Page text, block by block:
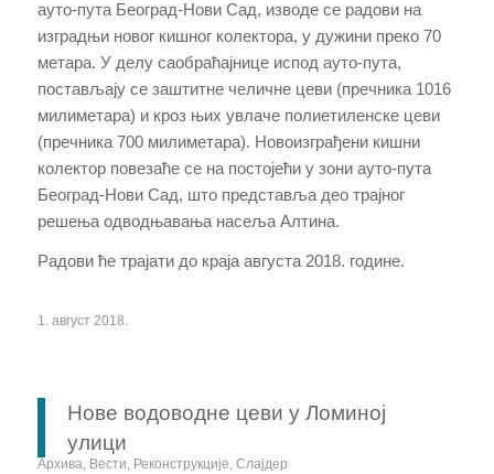
ауто-пута Београд-Нови Сад, изводе се радови на
изградњи новог кишног колектора, у дужини преко 70
метара. У делу саобраћајнице испод ауто-пута,
постављају се заштитне челичне цеви (пречника 1016
милиметара) и кроз њих увлаче полиетиленске цеви
(пречника 700 милиметара). Новоизграђени кишни
колектор повезаће се на постојећи у зони ауто-пута
Београд-Нови Сад, што представља део трајног
решења одводњавања насеља Алтина.
Радови ће трајати до краја августа 2018. године.
1. август 2018.
Нове водоводне цеви у Ломиној
улици
Архива Вести Реконструкције Слајдер